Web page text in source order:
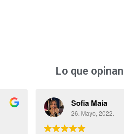
Lo que
Sofia Maia
26. Mayo, 2022.